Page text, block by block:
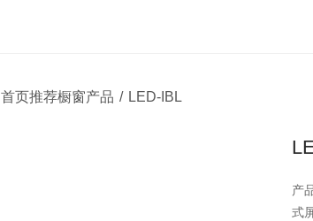
首页推荐橱窗产品 / LED-IBL
产
式